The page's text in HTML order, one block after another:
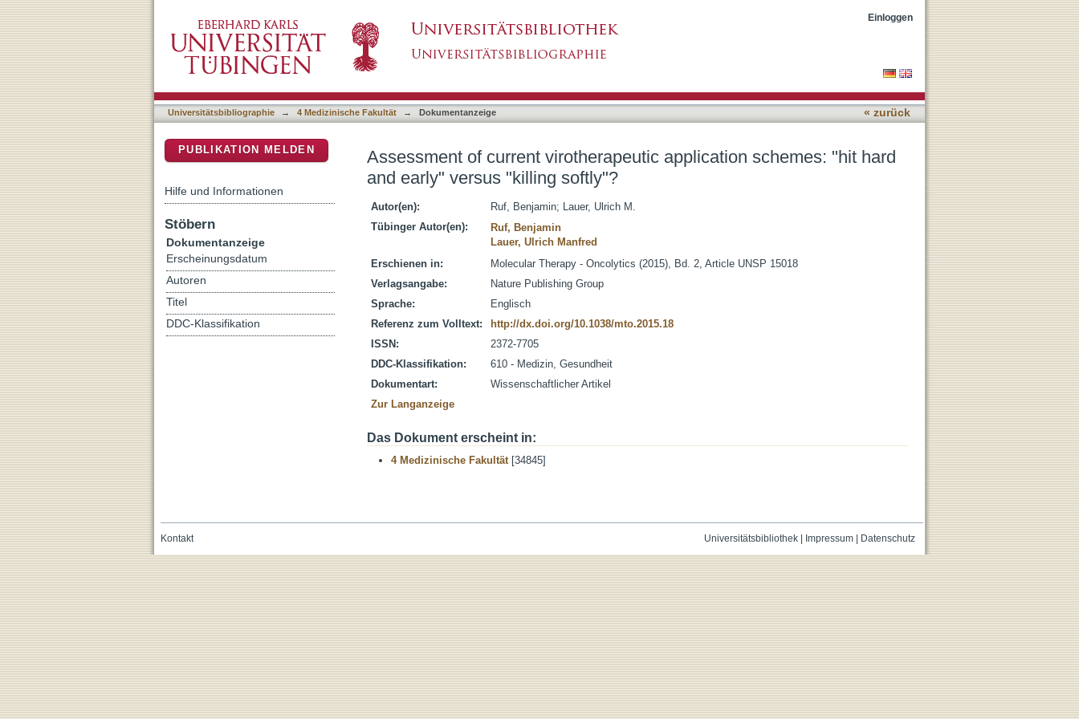
Assessment of current virotherapeutic application schemes: "hit hard and early" versus "killing
softly"?
Einloggen
Universitätsbibliographie → 4 Medizinische Fakultät → Dokumentanzeige « zurück
Assessment of current virotherapeutic application schemes: "hit hard
and early" versus "killing softly"?
Autor(en): Ruf, Benjamin; Lauer, Ulrich M.
Tübinger Autor(en):
Ruf, Benjamin
Lauer, Ulrich Manfred
Erschienen in:
Molecular Therapy - Oncolytics (2015), Bd. 2, Article UNSP 15018
Verlagsangabe:
Nature Publishing Group
Sprache:
Englisch
Referenz zum Volltext:
http://dx.doi.org/10.1038/mto.2015.18
ISSN:
2372-7705
DDC-Klassifikation:
610 - Medizin, Gesundheit
Dokumentart:
Wissenschaftlicher Artikel
Zur Langanzeige
Das Dokument erscheint in:
4 Medizinische Fakultät[34845]
PUBLIKATION MELDEN
Hilfe und Informationen
Stöbern
Dokumentanzeige
Erscheinungsdatum
Autoren
Titel
DDC-Klassifikation
Universitätsbibliothek| Impressum| Datenschutz
Kontakt